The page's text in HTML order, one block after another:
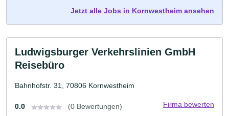
Jetzt alle Jobs in Kornwestheim ansehen
Ludwigsburger Verkehrslinien GmbH
Reisebüro
Bahnhofstr. 31, 70806 Kornwestheim
0.0 (0 Bewertungen) Firma bewerten